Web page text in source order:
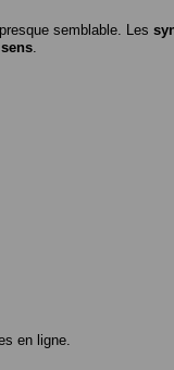
semblable. Les
en ligne.